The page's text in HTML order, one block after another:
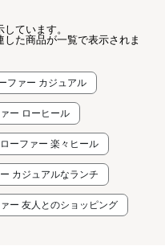
ています。
た商品が一覧で表示されま
ファー カジュアル
ー ローヒール
ーファー 楽々ヒール
カジュアルなランチ
ー 友人とのショッピング